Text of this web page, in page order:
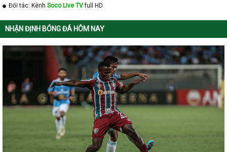
Đối tác: Kênh Soco Live TVfull HD
NHẬN ĐỊNH BÓNG ĐÁ HÔM NAY